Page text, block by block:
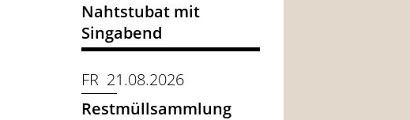
Nahtstubat mit
Singabend
FR 21.08.2026
Restmüllsammlung